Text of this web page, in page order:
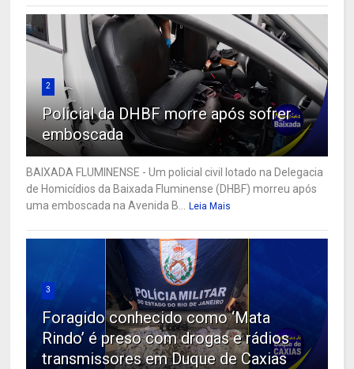
2
Policial da DHBF morre após sofrer
emboscada
BAIXADA FLUMINENSE - Um policial civil lotado na Delegacia
de Homicídios da Baixada Fluminense (DHBF) morreu após
uma emboscada na Avenida B...
Leia Mais
3
Foragido conhecido como ‘Mata
Rindo’ é preso com drogas e rádios
transmissores em Duque de Caxias